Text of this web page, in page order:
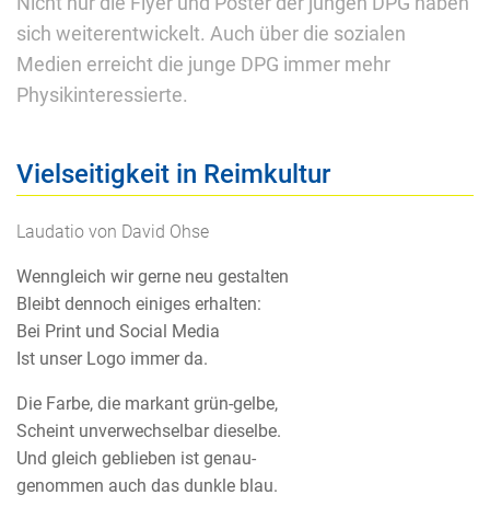
sich weiterentwickelt. Auch über die sozialen
Medien erreicht die junge DPG immer mehr
Physikinteressierte.
Vielseitigkeit in Reimkultur
Laudatio von David Ohse
Wenngleich wir gerne neu gestalten
Bleibt dennoch einiges erhalten:
Bei Print und Social Media
Ist unser Logo immer da.
Die Farbe, die markant grün-gelbe,
Scheint unverwechselbar dieselbe.
Und gleich geblieben ist genau-
genommen auch das dunkle blau.